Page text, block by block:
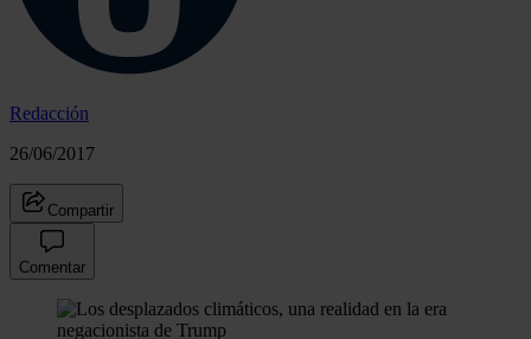
Redacción
26/06/2017
Compartir
Comentar